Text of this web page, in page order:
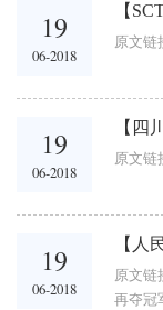
19
06-2018
【
原文链
19
06-2018
【四
19
06-2018
原文链
再夺冠